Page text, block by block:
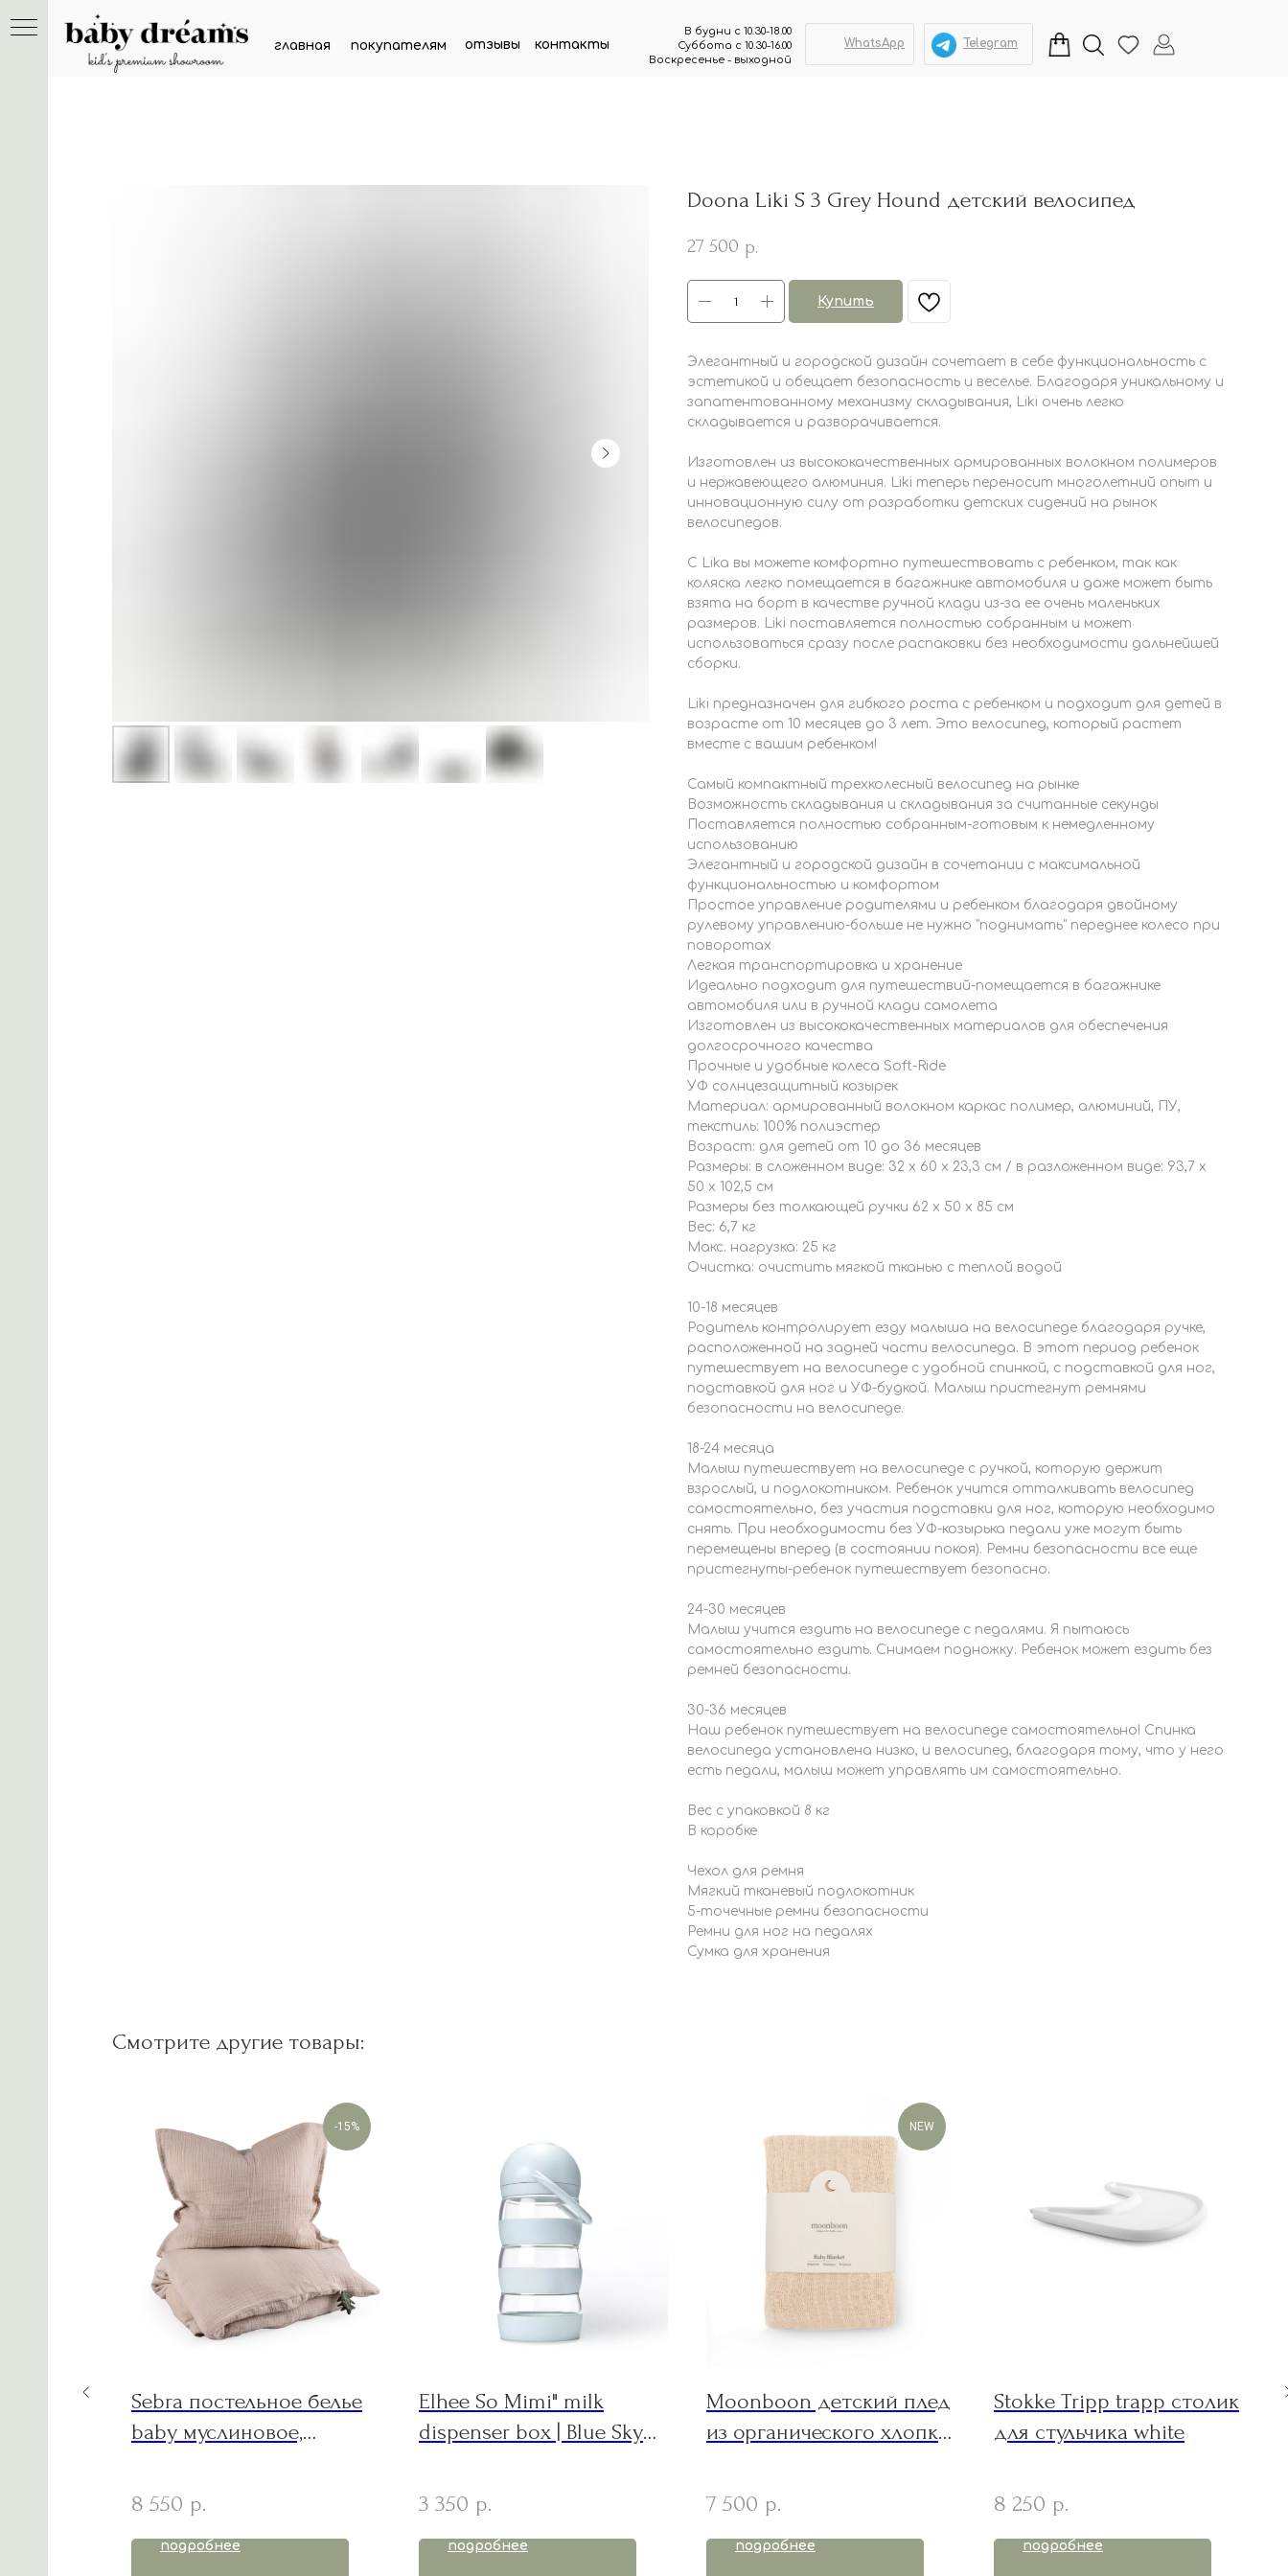
Telegram
контакты
отзывы
покупателям
главная WhatsApp
В будни с 10.30-18.00
Суббота с 10.30-16.00
Воскресенье - выходной
Doona Liki S 3 Grey Hound детский велосипед
27 500 р.
Купить
Элегантный и городской дизайн сочетает в себе функциональность с
эстетикой и обещает безопасность и веселье. Благодаря уникальному и
запатентованному механизму складывания, Liki очень легко
складывается и разворачивается.
Изготовлен из высококачественных армированных волокном полимеров
и нержавеющего алюминия. Liki теперь переносит многолетний опыт и
инновационную силу от разработки детских сидений на рынок
велосипедов.
С Lika вы можете комфортно путешествовать с ребенком, так как
коляска легко помещается в багажнике автомобиля и даже может быть
взята на борт в качестве ручной клади из-за ее очень маленьких
размеров. Liki поставляется полностью собранным и может
использоваться сразу после распаковки без необходимости дальнейшей
сборки.
Liki предназначен для гибкого роста с ребенком и подходит для детей в
возрасте от 10 месяцев до 3 лет. Это велосипед, который растет
вместе с вашим ребенком!
Самый компактный трехколесный велосипед на рынке
Возможность складывания и складывания за считанные секунды
Поставляется полностью собранным-готовым к немедленному
использованию
Элегантный и городской дизайн в сочетании с максимальной
функциональностью и комфортом
Простое управление родителями и ребенком благодаря двойному
рулевому управлению-больше не нужно "поднимать" переднее колесо при
поворотах
Легкая транспортировка и хранение
Идеально подходит для путешествий-помещается в багажнике
автомобиля или в ручной клади самолета
Изготовлен из высококачественных материалов для обеспечения
долгосрочного качества
Прочные и удобные колеса Soft-Ride
УФ солнцезащитный козырек
Материал: армированный волокном каркас полимер, алюминий, ПУ,
текстиль: 100% полиэстер
Возраст: для детей от 10 до 36 месяцев
Размеры: в сложенном виде: 32 x 60 x 23,3 см / в разложенном виде: 93,7 x
50 x 102,5 см
Размеры без толкающей ручки 62 x 50 x 85 см
Вес: 6,7 кг
Макс. нагрузка: 25 кг
Очистка: очистить мягкой тканью с теплой водой
10-18 месяцев
Родитель контролирует езду малыша на велосипеде благодаря ручке,
расположенной на задней части велосипеда. В этот период ребенок
путешествует на велосипеде с удобной спинкой, с подставкой для ног,
подставкой для ног и УФ-будкой. Малыш пристегнут ремнями
безопасности на велосипеде.
18-24 месяца
Малыш путешествует на велосипеде с ручкой, которую держит
взрослый, и подлокотником. Ребенок учится отталкивать велосипед
самостоятельно, без участия подставки для ног, которую необходимо
снять. При необходимости без УФ-козырька педали уже могут быть
перемещены вперед (в состоянии покоя). Ремни безопасности все еще
пристегнуты-ребенок путешествует безопасно.
24-30 месяцев
Малыш учится ездить на велосипеде с педалями. Я пытаюсь
самостоятельно ездить. Снимаем подножку. Ребенок может ездить без
ремней безопасности.
30-36 месяцев
Наш ребенок путешествует на велосипеде самостоятельно! Спинка
велосипеда установлена низко, и велосипед, благодаря тому, что у него
есть педали, малыш может управлять им самостоятельно.
Вес с упаковкой 8 кг
В коробке
Чехол для ремня
Мягкий тканевый подлокотник
5-точечные ремни безопасности
Ремни для ног на педалях
Сумка для хранения
Смотрите другие товары:
-15%
Sebra постельное белье
baby муслиновое,
8 550 р.
подробнее
Elhee So Mimi" milk
dispenser box | Blue Sky
3 350 р.
подробнее
NEW
Moonboon детский плед
из органического хлопка
7 500 р.
подробнее
Stokke Tripp trapp столик
для стульчика white
8 250 р.
подробнее